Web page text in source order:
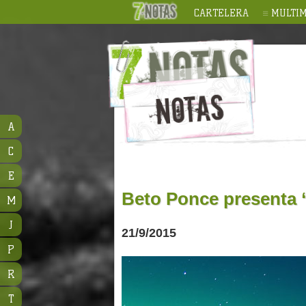
CARTELERA
Beto Ponce presenta
21/9/2015
A
C
E
M
J
P
R
T